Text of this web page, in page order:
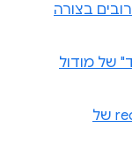
בצורה
של מודול
הסרת השיטה requestAdapterInfo()‎ של